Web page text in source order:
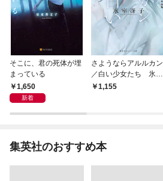
そこに、君の死体が埋
まっている
1,650
新着
さようならアルルカン
／白い少女たち 氷室
冴子初期作品集
1,155
集英社のおすすめ本